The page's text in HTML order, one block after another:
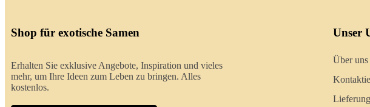
Shop für exotische Samen
Erhalten Sie exklusive Angebote, Inspiration und vieles
mehr, um Ihre Ideen zum Leben zu bringen. Alles
kostenlos.
Unser
Über uns